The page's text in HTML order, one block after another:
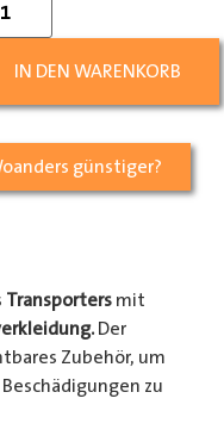
IN DEN WARENKORB
günstiger?
Transportersmit
Der
Zubehör, um
zu